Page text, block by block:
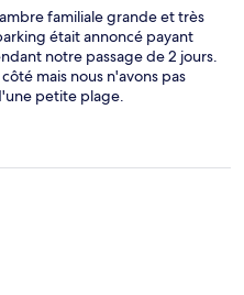
familiale grande et très
était annoncé payant
notre passage de 2 jours.
mais nous n'avons pas
petite plage.